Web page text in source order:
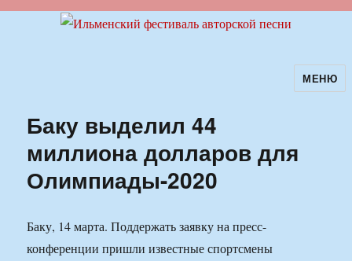
Ильменский фестиваль авторскойМЕНЮ
Баку выделил 44
миллиона долларов для
Олимпиады-2020
Баку, 14 марта. Поддержать заявку на пресс-
конференции пришли известные спортсмены